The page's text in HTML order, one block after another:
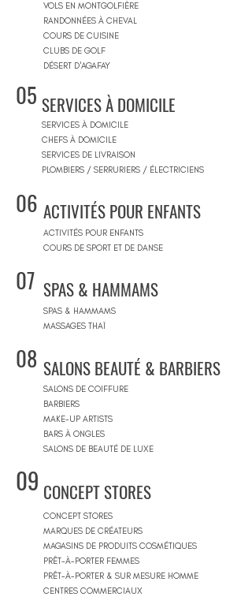
VOLS EN MONTGOLFIÈRE
RANDONNÉES À CHEVAL
COURS DE CUISINE
CLUBS DE GOLF
DÉSERT D'AGAFAY
05 SERVICES À DOMICILE
SERVICES À DOMICILE
CHEFS À DOMICILE
SERVICES DE LIVRAISON
PLOMBIERS / SERRURIERS / ÉLECTRICIENS
06 ACTIVITÉS POUR ENFANTS
ACTIVITÉS POUR ENFANTS
COURS DE SPORT ET DE DANSE
07 SPAS & HAMMAMS
SPAS & HAMMAMS
MASSAGES THAÏ
08 SALONS BEAUTÉ & BARBIERS
SALONS DE COIFFURE
BARBIERS
MAKE-UP ARTISTS
BARS À ONGLES
SALONS DE BEAUTÉ DE LUXE
09 CONCEPT STORES
CONCEPT STORES
MARQUES DE CRÉATEURS
MAGASINS DE PRODUITS COSMÉTIQUES
PRÊT-À-PORTER FEMMES
PRÊT-À-PORTER & SUR MESURE HOMME
CENTRES COMMERCIAUX